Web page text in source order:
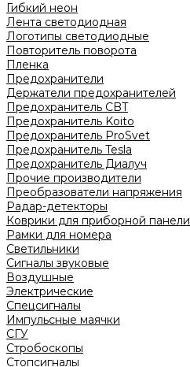
Гибкий неон
Лента светодиодная
Логотипы светодиодные
Повторитель поворота
Пленка
Предохранители
Держатели предохранителей
Предохранитель CBT
Предохранитель Koito
Предохранитель ProSvet
Предохранитель Tesla
Предохранитель Диалуч
Прочие производители
Преобразователи напряжения
Радар-детекторы
Коврики для приборной панели
Рамки для номера
Светильники
Сигналы звуковые
Воздушные
Электрические
Спецсигналы
Импульсные маячки
СГУ
Стробоскопы
Стопсигналы